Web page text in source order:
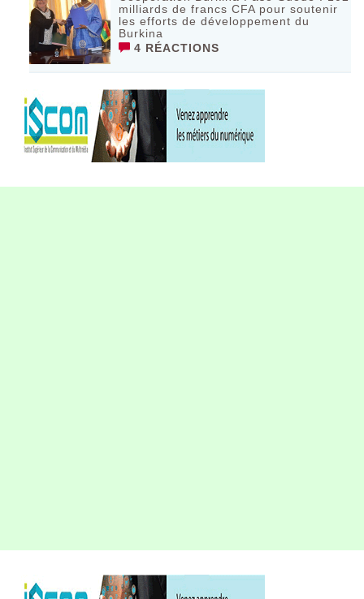
milliards de francs CFA pour soutenir
les efforts de développement du
Burkina
4 RÉACTIONS